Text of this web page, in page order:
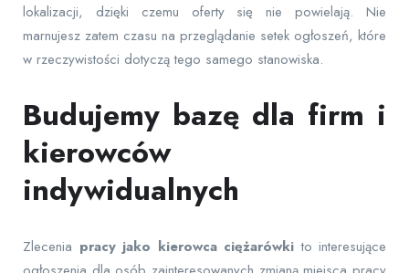
lokalizacji, dzięki czemu oferty się nie powielają. Nie
marnujesz zatem czasu na przeglądanie setek ogłoszeń, które
w rzeczywistości dotyczą tego samego stanowiska.
Budujemy bazę dla firm i
kierowców
indywidualnych
Zlecenia pracy jako kierowca ciężarówkito interesujące